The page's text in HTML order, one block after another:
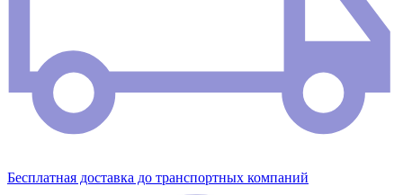
Бесплатная доставка до транспортных компаний